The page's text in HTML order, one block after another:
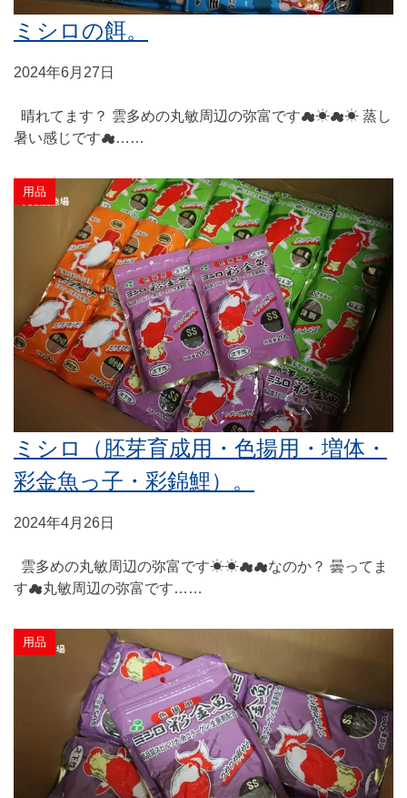
ミシロの餌。
2024年6月27日
晴れてます？ 雲多めの丸敏周辺の弥富です☁☀☁☀ 蒸し
暑い感じです☁……
用品
ミシロ（胚芽育成用・色揚用・増体・
彩金魚っ子・彩錦鯉）。
2024年4月26日
雲多めの丸敏周辺の弥富です☀☀☁☁なのか？ 曇ってま
す☁丸敏周辺の弥富です……
用品